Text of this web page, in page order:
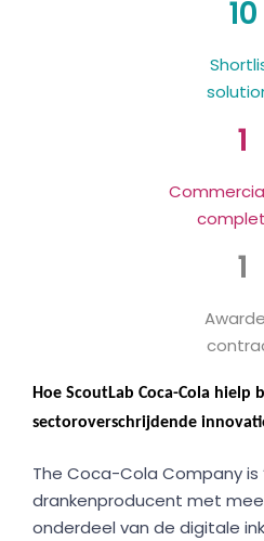
10
1
1
Hoe ScoutLab Coca-Cola hielp
sectoroverschrijdende
The Coca-Cola Company is
drankenproducent met
onderdeel van de digitale